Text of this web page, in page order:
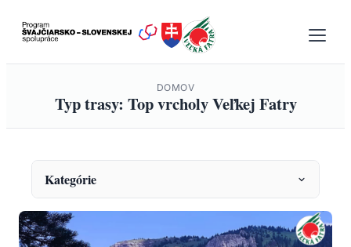
DOMOV
Typ trasy: Top vrcholy Veľkej Fatry
Kategórie
KATEGÓRIE
Envirovýchova